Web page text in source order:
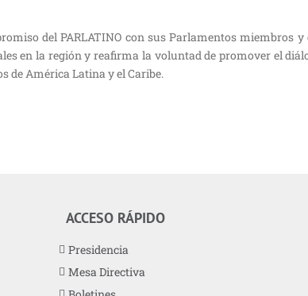
del PARLATINO con sus Parlamentos miembros y
en la región y reafirma la voluntad de promover el
de América Latina y el Caribe.
ACCESO RÁPIDO
Presidencia
Mesa Directiva